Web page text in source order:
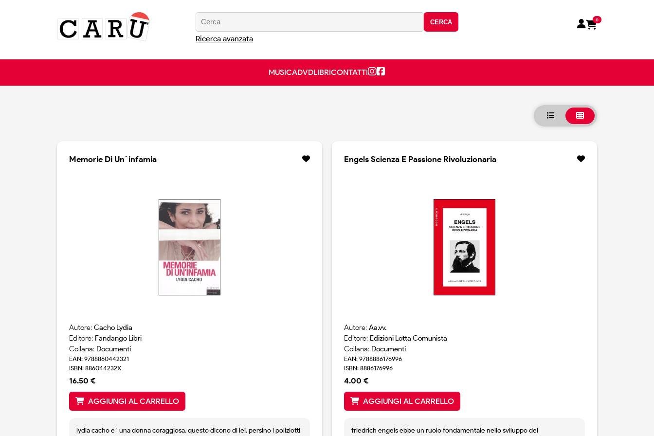
CERCA
Ricerca avanzata
0
MUSICADVDLIBRICONTATTI
Memorie Di Un`infamia
Autore: Cacho Lydia
Editore: Fandango Libri
Collana: Documenti
EAN: 9788860442321
ISBN: 886044232X
16.50 €
AGGIUNGI AL CARRELLO
lydia cacho e` una donna coraggiosa. questo dicono di lei. persino i poliziotti
Engels Scienza E Passione Rivoluzionaria
Autore: Aa.vv.
Editore: Edizioni Lotta Comunista
Collana: Documenti
EAN: 9788886176996
ISBN: 8886176996
4.00 €
AGGIUNGI AL CARRELLO
friedrich engels ebbe un ruolo fondamentale nello sviluppo del